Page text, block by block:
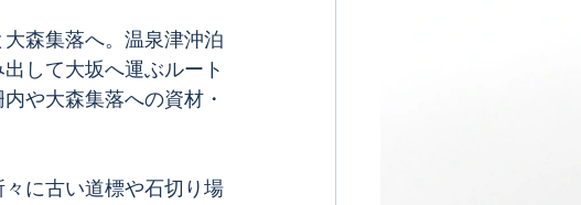
森集落へ。温泉津沖泊
して大坂へ運ぶルート
や大森集落への資材・
に古い道標や石切り場